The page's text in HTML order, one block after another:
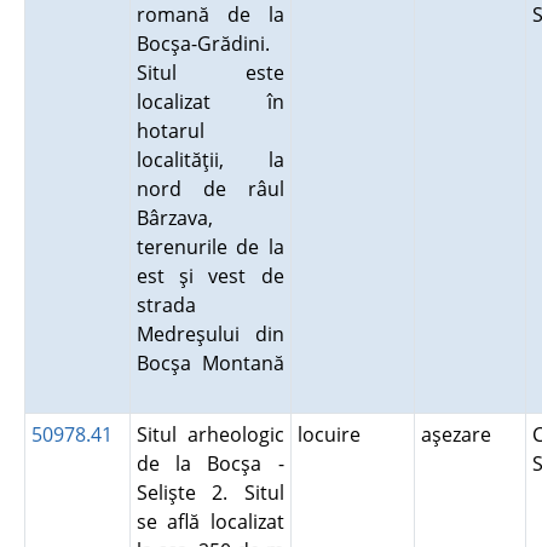
romană de la
Bocşa-Grădini.
Situl este
localizat în
hotarul
localităţii, la
nord de râul
Bârzava,
terenurile de la
est şi vest de
strada
Medreşului din
Bocşa Montană
50978.41
Situl arheologic
de la Bocşa -
Selişte 2. Situl
se află localizat
locuire aşezare